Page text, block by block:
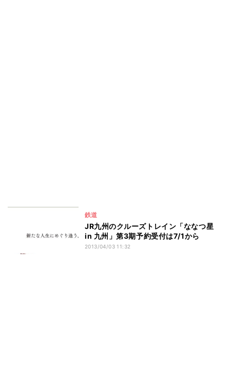
鉄道
JR九州のクルーズトレイン「ななつ星
in 九州」第3期予約受付は7/1から
2013/04/03 11:32